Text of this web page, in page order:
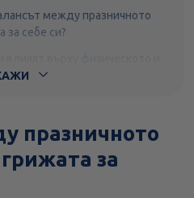
между празничното
за себе си?
подкрепя цялостното здраве?
по-голямо внимание?
празничното
за